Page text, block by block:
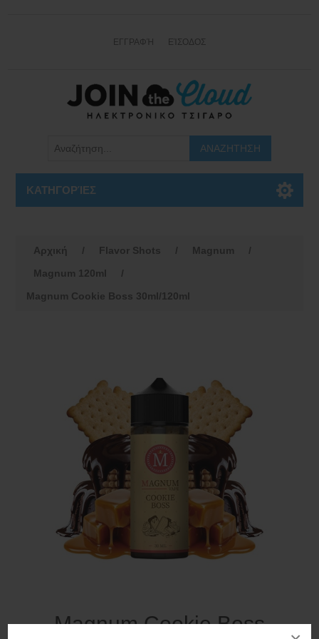
ΕΓΓΡΑΦΉ ΕΊΣΟΔΟΣ
ΚΑΤΗΓΟΡΊΕΣ
Αρχική / Flavor Shots / Magnum
/
Magnum 120ml
/
Magnum Cookie Boss 30ml/120ml
Magnum Cookie Boss